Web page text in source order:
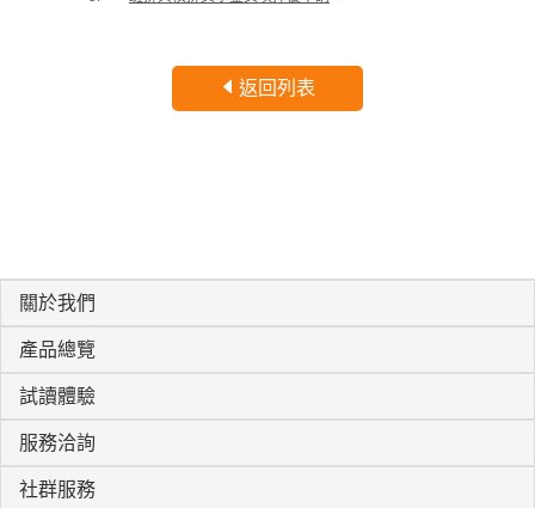
返回列表
關於我們
產品總覽
試讀體驗
服務洽詢
社群服務